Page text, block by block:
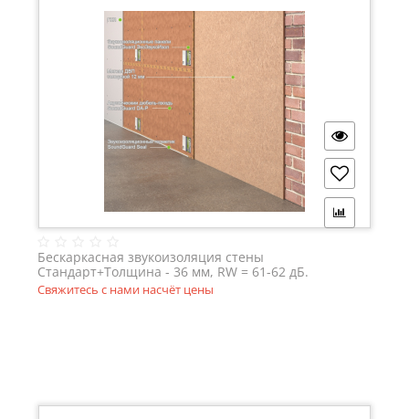
Бескаркасная звукоизоляция стены
Стандарт+Толщина - 36 мм, RW = 61-62 дБ.
Свяжитесь с нами насчёт цены